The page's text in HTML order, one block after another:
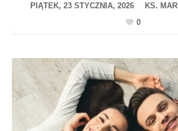
PIĄTEK, 23 STYCZNIA, 2026
0